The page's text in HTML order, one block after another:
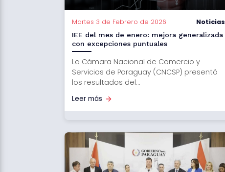
Martes 3 de Febrero de 2026 Noticias
IEE del mes de enero: mejora generalizada
con excepciones puntuales
La Cámara Nacional de Comercio y
Servicios de Paraguay (CNCSP) presentó
los resultados del...
Leer más